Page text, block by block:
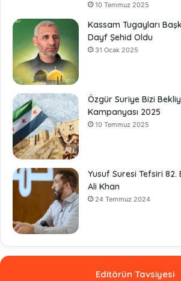
10 Temmuz 2025
Kassam Tugayları
Dayf Şehid Oldu
31 Ocak 2025
Özgür Suriye Bizi
Kampanyası 2025
10 Temmuz 2025
Yusuf Suresi Tefsiri
Ali Khan
24 Temmuz 2024
Editörün Tavsiyesi